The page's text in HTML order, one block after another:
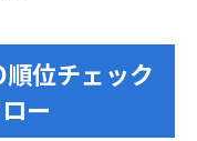
位チェック
ー